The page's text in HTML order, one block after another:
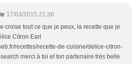
17/03/2015 21:38
croise tout ce que je peux, la recette que je
Citron Earl
recettes/recette-de-cuisine/delice-citron-
merci à toi et ton partenaire très belle